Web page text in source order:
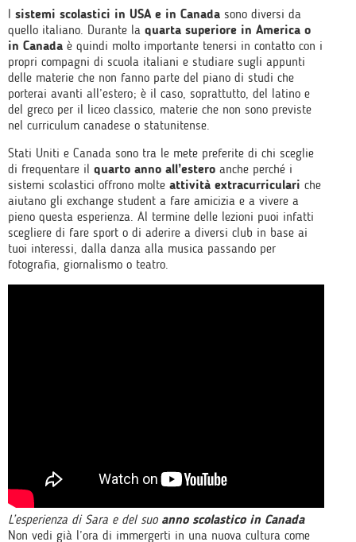
I sistemi scolastici in USA e in Canada sono diversi da
quello italiano. Durante la quarta superiore in America o
in Canada è quindi molto importante tenersi in contatto con i
propri compagni di scuola italiani e studiare sugli appunti
delle materie che non fanno parte del piano di studi che
porterai avanti all’estero; è il caso, soprattutto, del latino e
del greco per il liceo classico, materie che non sono previste
nel curriculum canadese o statunitense.
Stati Uniti e Canada sono tra le mete preferite di chi sceglie
di frequentare il quarto anno all’estero anche perché i
sistemi scolastici offrono molte attività extracurriculari che
aiutano gli exchange student a fare amicizia e a vivere a
pieno questa esperienza. Al termine delle lezioni puoi infatti
scegliere di fare sport o di aderire a diversi club in base ai
tuoi interessi, dalla danza alla musica passando per
fotografia, giornalismo o teatro.
L’esperienza di Sara e del suo anno scolastico in Canada
Non vedi già l’ora di immergerti in una nuova cultura come